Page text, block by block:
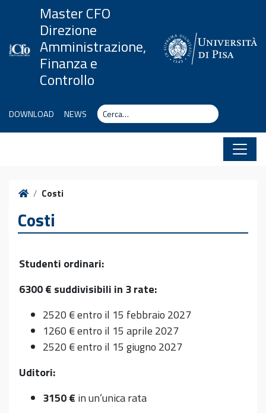
Vai al contenutoMaster CFO
Direzione
Amministrazione,
Finanza e
Controllo
DOWNLOAD NEWS Cerca Cerca
HomeCosti
Costi
Studenti ordinari:
6300 € suddivisibili in 3 rate:
2520 € entro il 15 febbraio 2027
1260 € entro il 15 aprile 2027
2520 € entro il 15 giugno 2027
Uditori:
3150 € in un’unica rata